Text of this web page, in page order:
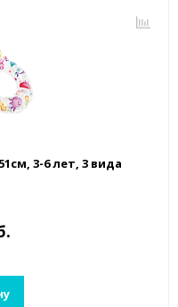
3-6 лет, 3 вида